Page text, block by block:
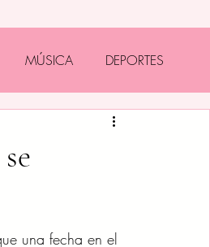
MÚSICA DEPORTES
una fecha en el